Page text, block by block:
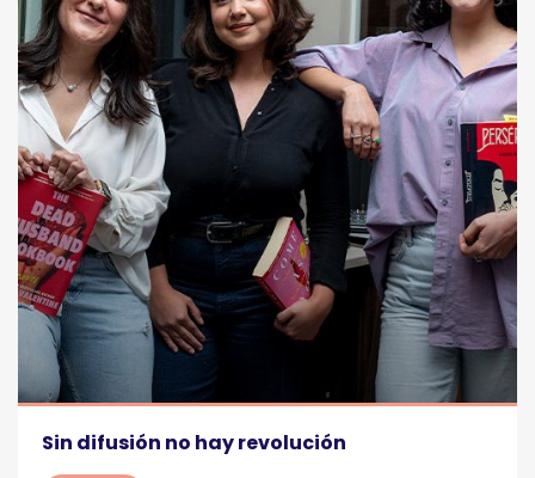
Sin difusión no hay revolución